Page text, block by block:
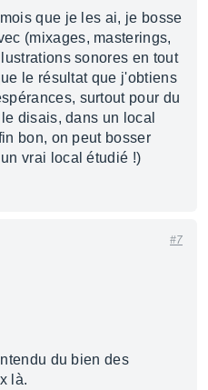
que je les ai, je bosse
(mixages, masterings,
sonores en tout
le résultat que j'obtiens
surtout pour du
disais, dans un local
bon, on peut bosser
vrai local étudié !)
#7
du bien des
là.